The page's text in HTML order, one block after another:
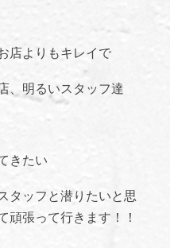
店よりもキレイで
、明るいスタッフ達
きたい
タッフと潜りたいと思
頑張って行きます！！